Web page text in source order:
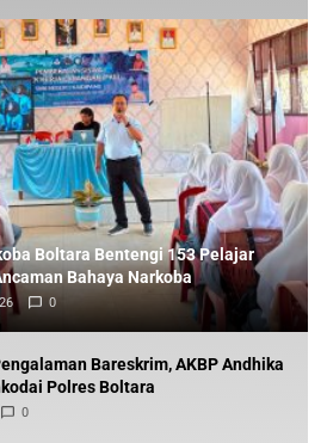
Boltara Bentengi 153 Pelajar
Bahaya Narkoba
0
Bareskrim, AKBP Andhika
Polres Boltara
0